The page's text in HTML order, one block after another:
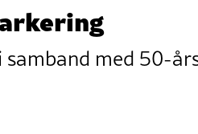
med 50-